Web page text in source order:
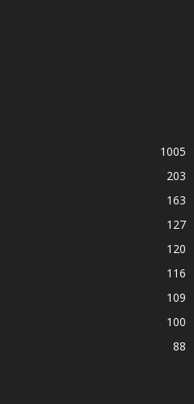
1005
203
163
127
120
116
109
100
88